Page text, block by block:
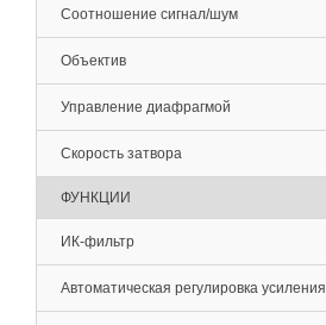
Соотношение сигнал/шум
Объектив
Управление диафрагмой
Скорость затвора
ФУНКЦИИ
ИК-фильтр
Автоматическая регулировка усиления